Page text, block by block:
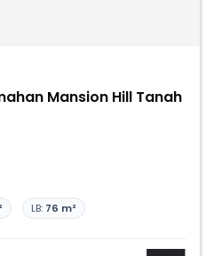
Mansion Hill Tanah
LB: 76 m²